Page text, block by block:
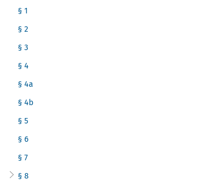
§ 1
§ 2
§ 3
§ 4
§ 4a
§ 4b
§ 5
§ 6
§ 7
§ 8